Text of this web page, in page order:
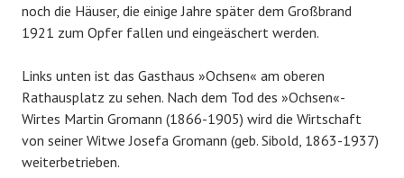
noch die Häuser, die einige Jahre später dem Großbrand
1921 zum Opfer fallen und eingeäschert werden.
Links unten ist das Gasthaus »Ochsen« am oberen
Rathausplatz zu sehen. Nach dem Tod des »Ochsen«-
Wirtes Martin Gromann (1866-1905) wird die Wirtschaft
von seiner Witwe Josefa Gromann (geb. Sibold, 1863-1937)
weiterbetrieben.